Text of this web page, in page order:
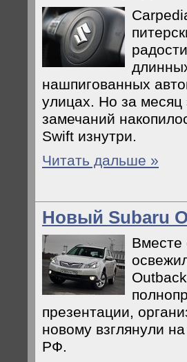
нашпигованных
улицах. Но за месяц
замечаний
Swift изнутри.
Читать дальше »
Новый Subaru
Вместе
презентации,
новому взглянули
РФ.